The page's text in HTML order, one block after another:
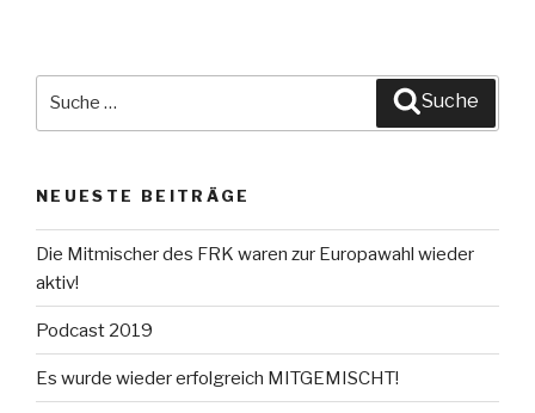
Suche
NEUESTE BEITRÄGE
Die Mitmischer des FRK waren zur Europawahl wieder
aktiv!
Podcast 2019
Es wurde wieder erfolgreich MITGEMISCHT!